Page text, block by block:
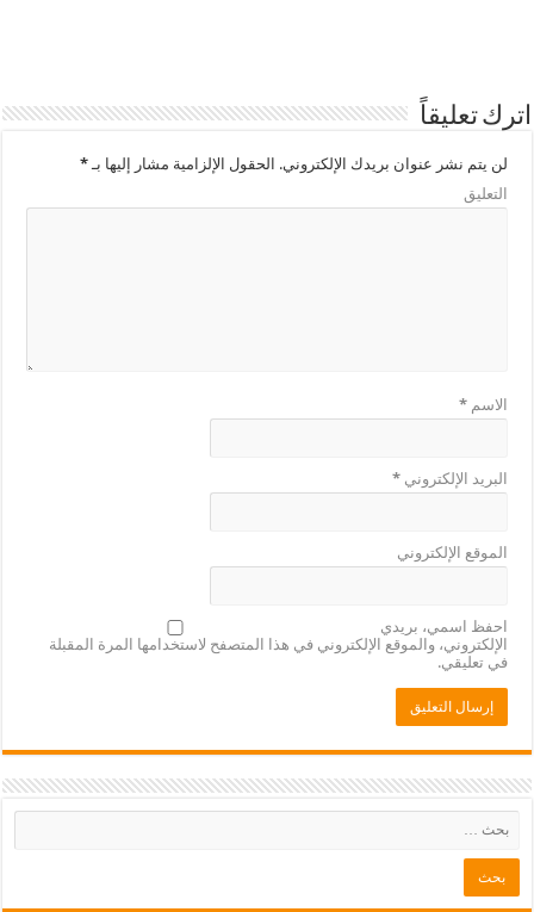
اترك تعليقاً
لن يتم نشر عنوان بريدك الإلكتروني. الحقول الإلزامية مشار إليها بـ*
التعليق
الاسم*
البريد الإلكتروني*
الموقع الإلكتروني
احفظ اسمي، بريدي
الإلكتروني، والموقع الإلكتروني في هذا المتصفح لاستخدامها المرة المقبلة
في تعليقي.